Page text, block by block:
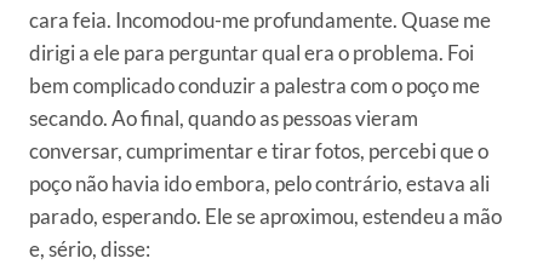
cara feia. Incomodou-me profundamente. Quase me
dirigi a ele para perguntar qual era o problema. Foi
bem complicado conduzir a palestra com o poço me
secando. Ao final, quando as pessoas vieram
conversar, cumprimentar e tirar fotos, percebi que o
poço não havia ido embora, pelo contrário, estava ali
parado, esperando. Ele se aproximou, estendeu a mão
e, sério, disse: